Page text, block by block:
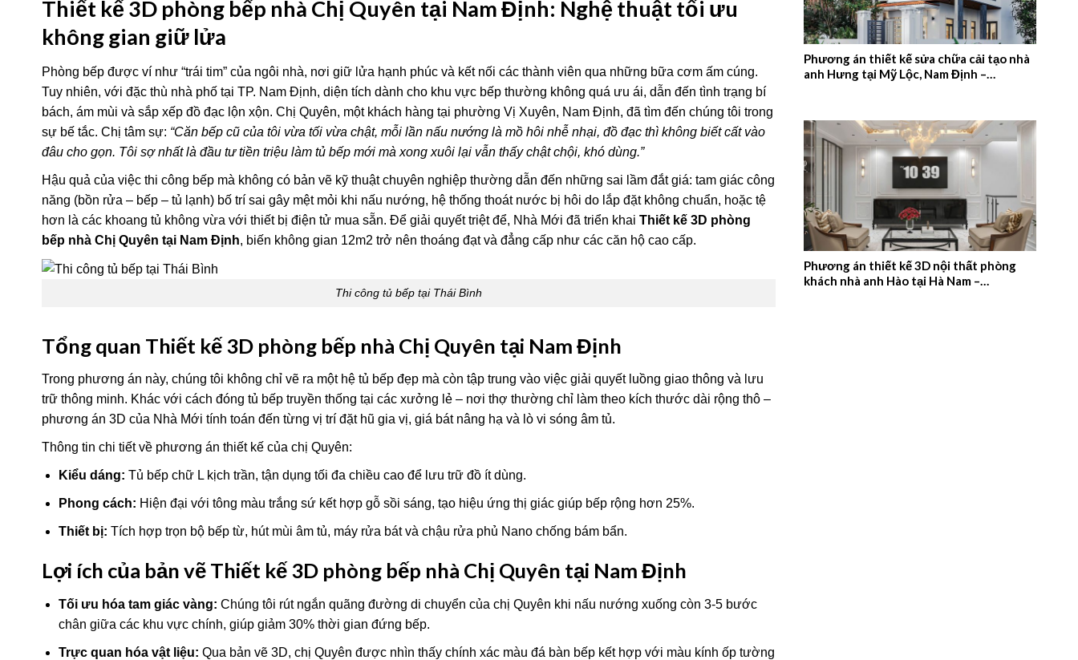
Thiết kế 3D phòng bếp nhà Chị Quyên tại Nam Định: Nghệ thuật tối ưu
không gian giữ lửa
Phòng bếp được ví như “trái tim” của ngôi nhà, nơi giữ lửa hạnh phúc và kết nối các thành viên qua những bữa cơm ấm cúng.
Tuy nhiên, với đặc thù nhà phố tại TP. Nam Định, diện tích dành cho khu vực bếp thường không quá ưu ái, dẫn đến tình trạng bí
bách, ám mùi và sắp xếp đồ đạc lộn xộn. Chị Quyên, một khách hàng tại phường Vị Xuyên, Nam Định, đã tìm đến chúng tôi trong
sự bế tắc. Chị tâm sự: “Căn bếp cũ của tôi vừa tối vừa chật, mỗi lần nấu nướng là mồ hôi nhễ nhại, đồ đạc thì không biết cất vào
đâu cho gọn. Tôi sợ nhất là đầu tư tiền triệu làm tủ bếp mới mà xong xuôi lại vẫn thấy chật chội, khó dùng.”
Hậu quả của việc thi công bếp mà không có bản vẽ kỹ thuật chuyên nghiệp thường dẫn đến những sai lầm đắt giá: tam giác công
năng (bồn rửa – bếp – tủ lạnh) bố trí sai gây mệt mỏi khi nấu nướng, hệ thống thoát nước bị hôi do lắp đặt không chuẩn, hoặc tệ
hơn là các khoang tủ không vừa với thiết bị điện tử mua sẵn. Để giải quyết triệt để, Nhà Mới đã triển khai Thiết kế 3D phòng
bếp nhà Chị Quyên tại Nam Định, biến không gian 12m2 trở nên thoáng đạt và đẳng cấp như các căn hộ cao cấp.
Thi công tủ bếp tại Thái Bình
Tổng quan Thiết kế 3D phòng bếp nhà Chị Quyên tại Nam Định
Trong phương án này, chúng tôi không chỉ vẽ ra một hệ tủ bếp đẹp mà còn tập trung vào việc giải quyết luồng giao thông và lưu
trữ thông minh. Khác với cách đóng tủ bếp truyền thống tại các xưởng lẻ – nơi thợ thường chỉ làm theo kích thước dài rộng thô –
phương án 3D của Nhà Mới tính toán đến từng vị trí đặt hũ gia vị, giá bát nâng hạ và lò vi sóng âm tủ.
Thông tin chi tiết về phương án thiết kế của chị Quyên:
Kiểu dáng: Tủ bếp chữ L kịch trần, tận dụng tối đa chiều cao để lưu trữ đồ ít dùng.
Phong cách: Hiện đại với tông màu trắng sứ kết hợp gỗ sồi sáng, tạo hiệu ứng thị giác giúp bếp rộng hơn 25%.
Thiết bị: Tích hợp trọn bộ bếp từ, hút mùi âm tủ, máy rửa bát và chậu rửa phủ Nano chống bám bẩn.
Lợi ích của bản vẽ Thiết kế 3D phòng bếp nhà Chị Quyên tại Nam Định
Tối ưu hóa tam giác vàng: Chúng tôi rút ngắn quãng đường di chuyển của chị Quyên khi nấu nướng xuống còn 3-5 bước
chân giữa các khu vực chính, giúp giảm 30% thời gian đứng bếp.
Trực quan hóa vật liệu: Qua bản vẽ 3D, chị Quyên được nhìn thấy chính xác màu đá bàn bếp kết hợp với màu kính ốp tường
Phương án thiết kế sửa chữa cải tạo nhà
anh Hưng tại Mỹ Lộc, Nam Định –
Phương án thiết kế 3D nội thất phòng
khách nhà anh Hào tại Hà Nam –